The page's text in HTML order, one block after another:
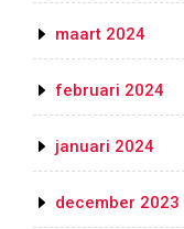
maart 2024
februari 2024
januari 2024
december 2023